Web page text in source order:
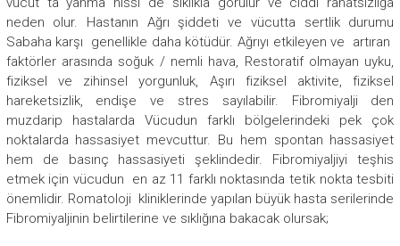
neden olur. Hastanın Ağrı şiddeti ve vücutta sertlik durumu
Sabaha karşı genellikle daha kötüdür. Ağrıyı etkileyen ve artıran
faktörler arasında soğuk / nemli hava, Restoratif olmayan uyku,
fiziksel ve zihinsel yorgunluk, Aşırı fiziksel aktivite, fiziksel
hareketsizlik, endişe ve stres sayılabilir. Fibromiyalji den
muzdarip hastalarda Vücudun farklı bölgelerindeki pek çok
noktalarda hassasiyet mevcuttur. Bu hem spontan hassasiyet
hem de basınç hassasiyeti şeklindedir. Fibromiyaljiyi teşhis
etmek için vücudun en az 11 farklı noktasında tetik nokta tesbiti
önemlidir. Romatoloji kliniklerinde yapılan büyük hasta serilerinde
Fibromiyaljinin belirtilerine ve sıklığına bakacak olursak;